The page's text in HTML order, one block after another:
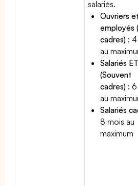
salariés.
Ouvriers et
employés
cadres) :
au
Salariés
(Souvent
cadres) : 6
au
Salariés
8 mois au
maximum